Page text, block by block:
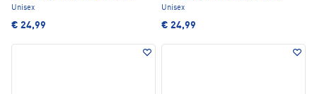
Unisex
€ 24,99
Unisex
€ 24,99